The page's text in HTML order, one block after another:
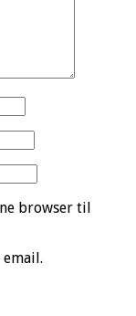
browser til